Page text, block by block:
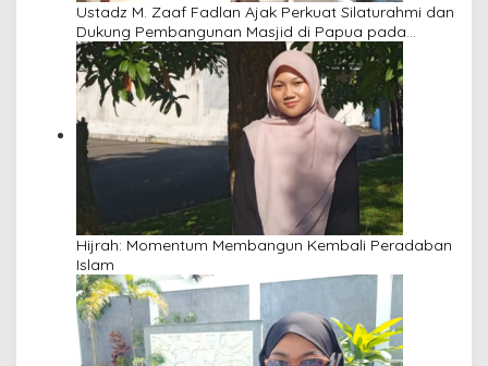
Ustadz M. Zaaf Fadlan Ajak Perkuat Silaturahmi dan
Dukung Pembangunan Masjid di Papua pada
Pengajian Yayasan Alimbas Insan Cita
Hijrah: Momentum Membangun Kembali Peradaban
Islam